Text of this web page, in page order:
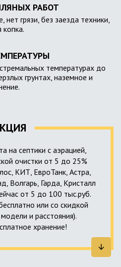
РАБОТ
нет грязи, без заезда техники,
копка.
температурах до
грунтах, наземное и
на септики с аэрацией,
очистки от 5 до 25%
КИТ, ЕвроТанк, Астра,
Волгарь, Гарда, Кристалл
от 5 до 100 тыс.руб.
или со скидкой
и расстояния).
хранение!